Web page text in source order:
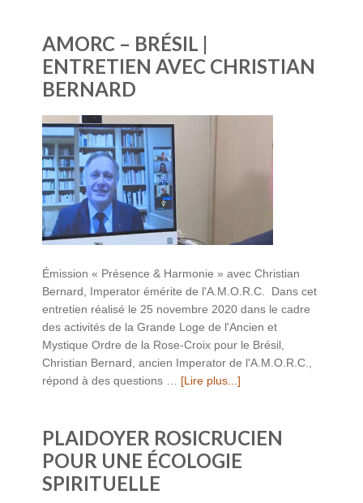
AMORC – BRÉSIL |
ENTRETIEN AVEC CHRISTIAN
BERNARD
Émission « Présence & Harmonie » avec Christian
Bernard, Imperator émérite de l'A.M.O.R.C. Dans cet
entretien réalisé le 25 novembre 2020 dans le cadre
des activités de la Grande Loge de l'Ancien et
Mystique Ordre de la Rose-Croix pour le Brésil,
Christian Bernard, ancien Imperator de l'A.M.O.R.C.,
répond à des questions … [Lire plus...]
PLAIDOYER ROSICRUCIEN
POUR UNE ÉCOLOGIE
SPIRITUELLE